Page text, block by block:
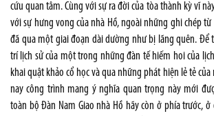
cứu quan tâm. Cùng với sự ra đời của tòa thành kỳ vĩ
với sự hưng vong của nhà Hồ, ngoài những ghi chép từ
đã qua một giai đoạn dài dường như bị lãng quên. Để
trí lịch sử của một trong những đàn tế hiếm hoi của
khai quật khảo cổ học và qua những phát hiện lẻ tẻ
nay công trình mang ý nghĩa quan trọng này mới
toàn bộ Đàn Nam Giao nhà Hồ hãy còn ở phía trước,